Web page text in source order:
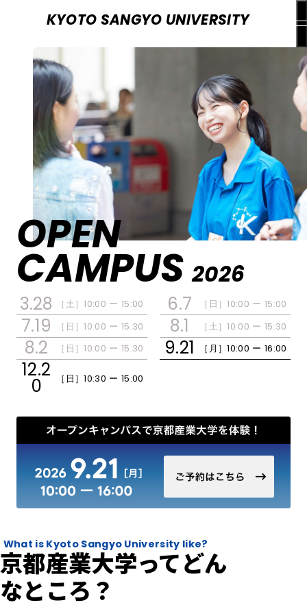
KYOTO SANGYO UNIVERSITY
京都産業大学ってどんなところ？
開催日程・アクセス
おすすめコンテンツ
OPEN
CAMPUS 2026
3.28 ［土］10:00 ー 15:00 6.7 ［日］10:00 ー 15:00
7.19 ［日］10:00 ー 15:30 8.1 ［土］10:00 ー 15:30
8.2 ［日］10:00 ー 15:30 9.21 ［月］10:00 ー 16:00
12.2
0 ［日］10:30 ー 15:00
What is Kyoto Sangyo University like?
京都産業大学ってどん
なところ？